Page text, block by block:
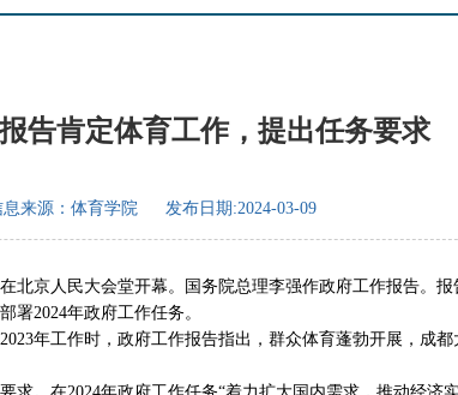
告肯定体育工作，提出任务要求
息来源：体育学院 发布日期:2024-03-09
京人民大会堂开幕。国务院总理李强作政府工作报告。报
署2024年政府工作任务。
年工作时，政府工作报告指出，群众体育蓬勃开展，成都